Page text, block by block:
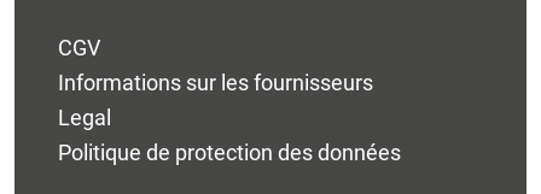
CGV
Informations sur les fournisseurs
Legal
Politique de protection des données